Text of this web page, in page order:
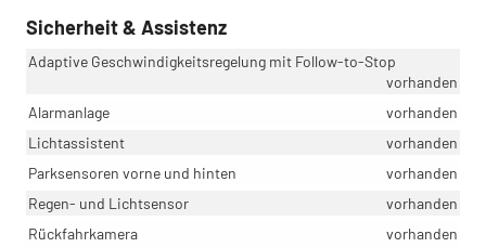
Sicherheit & Assistenz
Adaptive Geschwindigkeitsregelung mit Follow-to-Stop
vorhanden
Alarmanlage
vorhanden
Lichtassistent
vorhanden
Parksensoren vorne und hinten
vorhanden
Regen- und Lichtsensor
vorhanden
Rückfahrkamera
vorhanden